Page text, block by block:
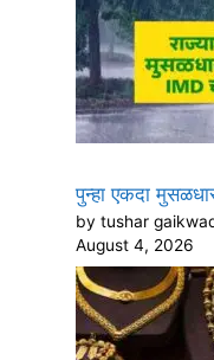
पुन्हा एकदा
by tushar
August 4, 2026